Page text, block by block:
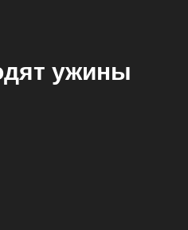
ужины